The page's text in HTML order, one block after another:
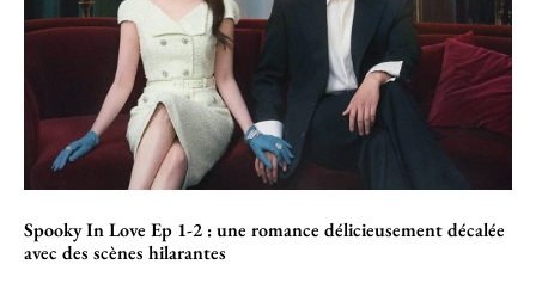
Spooky In Love Ep 1-2 : une romance délicieusement décalée
avec des scènes hilarantes